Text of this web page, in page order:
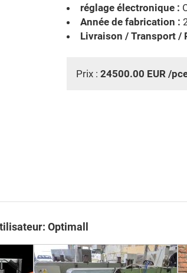
réglage électronique :
Année de fabrication :
Livraison / Transport /
Prix : 24500.00 EUR /
Optimall